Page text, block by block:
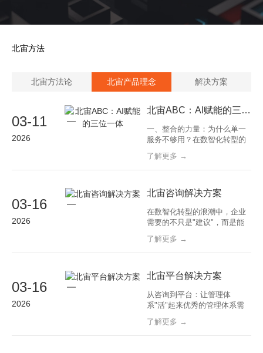
北宙方法
北宙方法论 北宙产品理念 解决方案
03-11
2026
北宙ABC：AI赋能的三位一体
一、整合的力量：为什么单一
服务不够用？在数智化转型的
实践中，企业面临的挑战往往
是系统性的：咨询顾问提供了
完美的方案，却因为缺乏工具
能强大，却因为缺乏方法论指
容丰富，却因为脱离实际业务
场景而学用两张皮。这三个问
题的根源在于：咨询、平台、
培训三类服务各
了解更多 →
03-16
2026
北宙咨询解决方案
在数智化转型的浪潮中，企业
需要的不只是"建议"，而是能
够真正落地的"解决方案"。上
海北宙企业管理咨询有限公司
的咨询业务，以专业深度和行
机构、国央企及各行业大型集
领域的专业咨询服务。北宙咨
询业务的独特价值在于：我们
不是泛泛而谈的"
了解更多 →
03-16
2026
北宙平台解决方案
从咨询到平台：让管理体
系"活"起来优秀的管理体系需
要强大的工具支撑。在数智化
治理领域，许多企业面临一个
共同困境：咨询顾问帮助建立
了解更多 →